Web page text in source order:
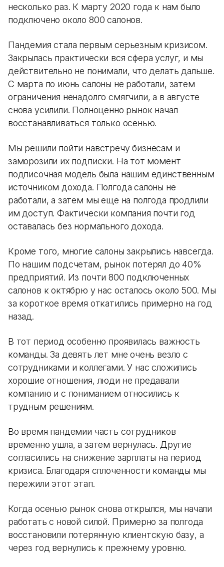
несколько раз. К марту 2020 года к нам было
подключено около 800 салонов.
Пандемия стала первым серьезным кризисом.
Закрылась практически вся сфера услуг, и мы
действительно не понимали, что делать дальше.
С марта по июнь салоны не работали, затем
ограничения ненадолго смягчили, а в августе
снова усилили. Полноценно рынок начал
восстанавливаться только осенью.
Мы решили пойти навстречу бизнесам и
заморозили их подписки. На тот момент
подписочная модель была нашим единственным
источником дохода. Полгода салоны не
работали, а затем мы еще на полгода продлили
им доступ. Фактически компания почти год
оставалась без нормального дохода.
Кроме того, многие салоны закрылись навсегда.
По нашим подсчетам, рынок потерял до 40%
предприятий. Из почти 800 подключенных
салонов к октябрю у нас осталось около 500. Мы
за короткое время откатились примерно на год
назад.
В тот период особенно проявилась важность
команды. За девять лет мне очень везло с
сотрудниками и коллегами. У нас сложились
хорошие отношения, люди не предавали
компанию и с пониманием относились к
трудным решениям.
Во время пандемии часть сотрудников
временно ушла, а затем вернулась. Другие
согласились на снижение зарплаты на период
кризиса. Благодаря сплоченности команды мы
пережили этот этап.
Когда осенью рынок снова открылся, мы начали
работать с новой силой. Примерно за полгода
восстановили потерянную клиентскую базу, а
через год вернулись к прежнему уровню.